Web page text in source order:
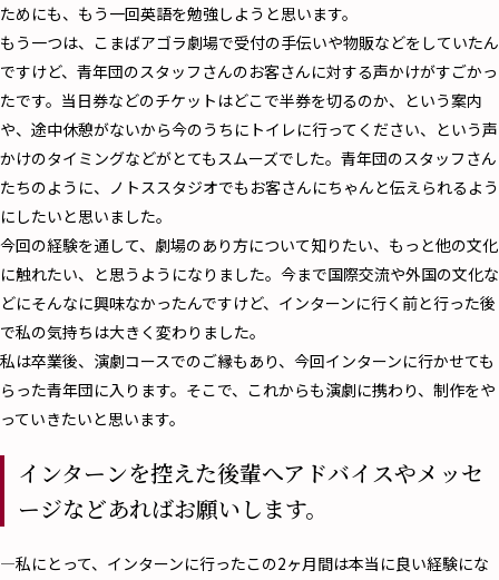
ためにも、もう一回英語を勉強しようと思います。
もう一つは、こまばアゴラ劇場で受付の手伝いや物販などをしていたん
ですけど、青年団のスタッフさんのお客さんに対する声かけがすごかっ
たです。当日券などのチケットはどこで半券を切るのか、という案内
や、途中休憩がないから今のうちにトイレに行ってください、という声
かけのタイミングなどがとてもスムーズでした。青年団のスタッフさん
たちのように、ノトススタジオでもお客さんにちゃんと伝えられるよう
にしたいと思いました。
今回の経験を通して、劇場のあり方について知りたい、もっと他の文化
に触れたい、と思うようになりました。今まで国際交流や外国の文化な
どにそんなに興味なかったんですけど、インターンに行く前と行った後
で私の気持ちは大きく変わりました。
私は卒業後、演劇コースでのご縁もあり、今回インターンに行かせても
らった青年団に入ります。そこで、これからも演劇に携わり、制作をや
っていきたいと思います。
インターンを控えた後輩へアドバイスやメッセ
ージなどあればお願いします。
―私にとって、インターンに行ったこの2ヶ月間は本当に良い経験にな